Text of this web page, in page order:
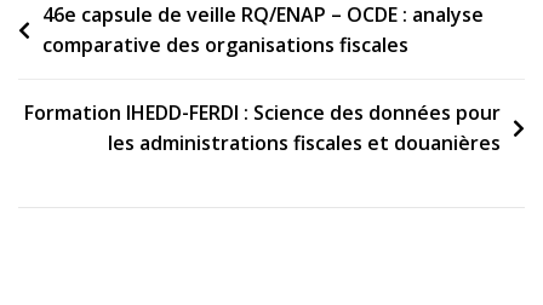
Navigation
de
46e capsule de veille RQ/ENAP – OCDE : analyse
comparative des organisations fiscales
Formation IHEDD-FERDI : Science des données pour
les administrations fiscales et douanières